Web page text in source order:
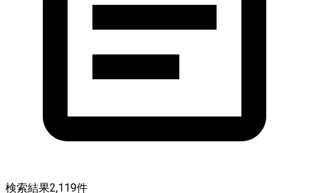
検索結果2,119件